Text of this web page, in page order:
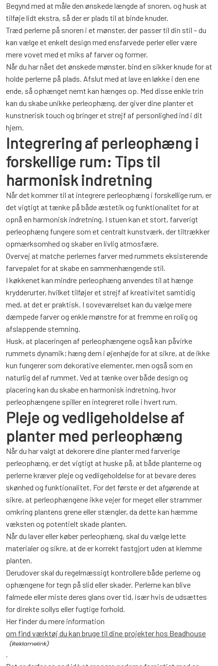
Begynd med at måle den ønskede længde af snoren, og husk at
tilføje lidt ekstra, så der er plads til at binde knuder.
Træd perlerne på snoren i et mønster, der passer til din stil – du
kan vælge et enkelt design med ensfarvede perler eller være
mere vovet med et miks af farver og former.
Når du har nået det ønskede mønster, bind en sikker knude for at
holde perlerne på plads. Afslut med at lave en løkke i den ene
ende, så ophænget nemt kan hænges op. Med disse enkle trin
kan du skabe unikke perleophæng, der giver dine planter et
kunstnerisk touch og bringer et strejf af personlighed ind i dit
hjem.
Integrering af perleophæng i
forskellige rum: Tips til
harmonisk indretning
Når det kommer til at integrere perleophæng i forskellige rum, er
det vigtigt at tænke på både æstetik og funktionalitet for at
opnå en harmonisk indretning. I stuen kan et stort, farverigt
perleophæng fungere som et centralt kunstværk, der tiltrækker
opmærksomhed og skaber en livlig atmosfære.
Overvej at matche perlernes farver med rummets eksisterende
farvepalet for at skabe en sammenhængende stil.
I køkkenet kan mindre perleophæng anvendes til at hænge
krydderurter, hvilket tilføjer et strejf af kreativitet samtidig
med, at det er praktisk. I soveværelset kan du vælge mere
dæmpede farver og enkle mønstre for at fremme en rolig og
afslappende stemning.
Husk, at placeringen af perleophængene også kan påvirke
rummets dynamik; hæng dem i øjenhøjde for at sikre, at de ikke
kun fungerer som dekorative elementer, men også som en
naturlig del af rummet. Ved at tænke over både design og
placering kan du skabe en harmonisk indretning, hvor
perleophængene spiller en integreret rolle i hvert rum.
Pleje og vedligeholdelse af
planter med perleophæng
Når du har valgt at dekorere dine planter med farverige
perleophæng, er det vigtigt at huske på, at både planterne og
perlerne kræver pleje og vedligeholdelse for at bevare deres
skønhed og funktionalitet. For det første er det afgørende at
sikre, at perleophængene ikke vejer for meget eller strammer
omkring plantens grene eller stængler, da dette kan hæmme
væksten og potentielt skade planten.
Når du laver eller køber perleophæng, skal du vælge lette
materialer og sikre, at de er korrekt fastgjort uden at klemme
planten.
Derudover skal du regelmæssigt kontrollere både perlerne og
ophængene for tegn på slid eller skader. Perlerne kan blive
falmede eller miste deres glans over tid, især hvis de udsættes
for direkte sollys eller fugtige forhold.
Her finder du mere information
om find værktøj du kan bruge til dine projekter hos Beadhouse